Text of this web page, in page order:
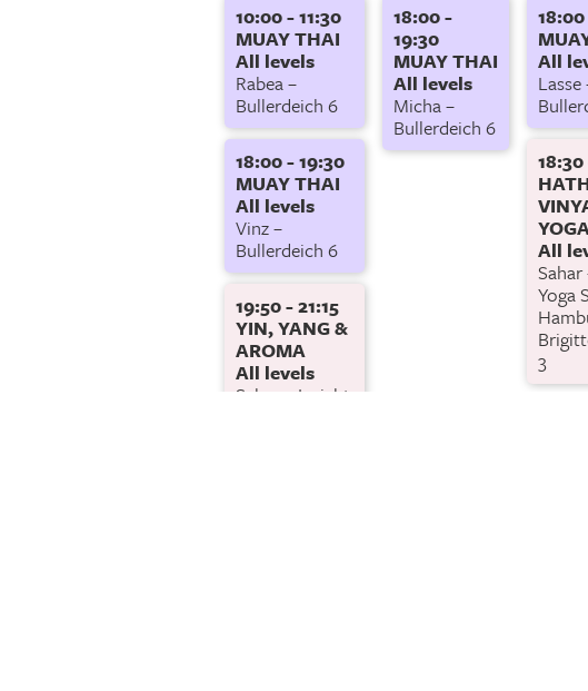
10:00 - 11:30
MUAY THAI
All levels
Rabea –
Bullerdeich 6
18:00 - 19:30
MUAY THAI
All levels
Vinz –
Bullerdeich 6
19:50 - 21:15
YIN, YANG &
AROMA
All levels
Sahar – Insight
18:00 -
19:30
MUAY THAI
All levels
Micha –
Bullerdeich 6
All
Lasse
All
Yoga
3